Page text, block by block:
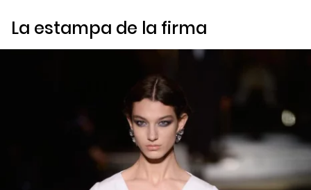
La estampa de la firma